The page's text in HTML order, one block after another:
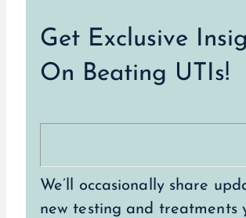
Get Exclusive
On Beating UTIs!
We’ll occasionally share
new testing and treatments